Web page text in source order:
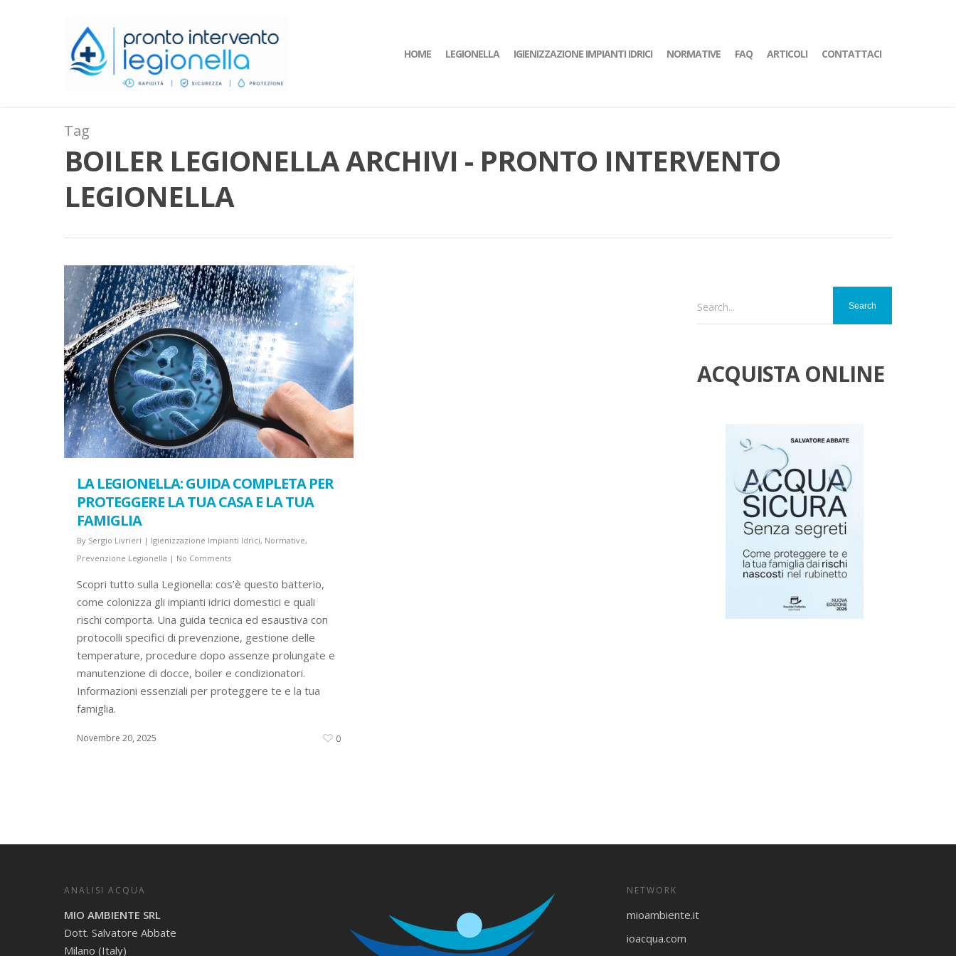
HOME LEGIONELLA IGIENIZZAZIONE IMPIANTI IDRICI NORMATIVE FAQ ARTICOLI CONTATTACI
Tag
BOILER LEGIONELLA ARCHIVI - PRONTO INTERVENTO
LEGIONELLA
LA LEGIONELLA: GUIDA COMPLETA PER
PROTEGGERE LA TUA CASA E LA TUA
FAMIGLIA
By Sergio Livrieri | Igienizzazione Impianti Idrici, Normative,
Prevenzione Legionella | No Comments
Scopri tutto sulla Legionella: cos’è questo batterio,
come colonizza gli impianti idrici domestici e quali
rischi comporta. Una guida tecnica ed esaustiva con
protocolli specifici di prevenzione, gestione delle
temperature, procedure dopo assenze prolungate e
manutenzione di docce, boiler e condizionatori.
Informazioni essenziali per proteggere te e la tua
famiglia.
Novembre 20, 2025 0
Search...
ACQUISTA ONLINE
ANALISI ACQUA
MIO AMBIENTE SRL
Dott. Salvatore Abbate
Milano (Italy)
NETWORK
mioambiente.it
ioacqua.com